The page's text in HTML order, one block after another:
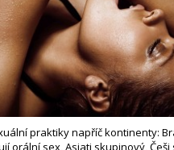
praktiky napříč kontinenty: